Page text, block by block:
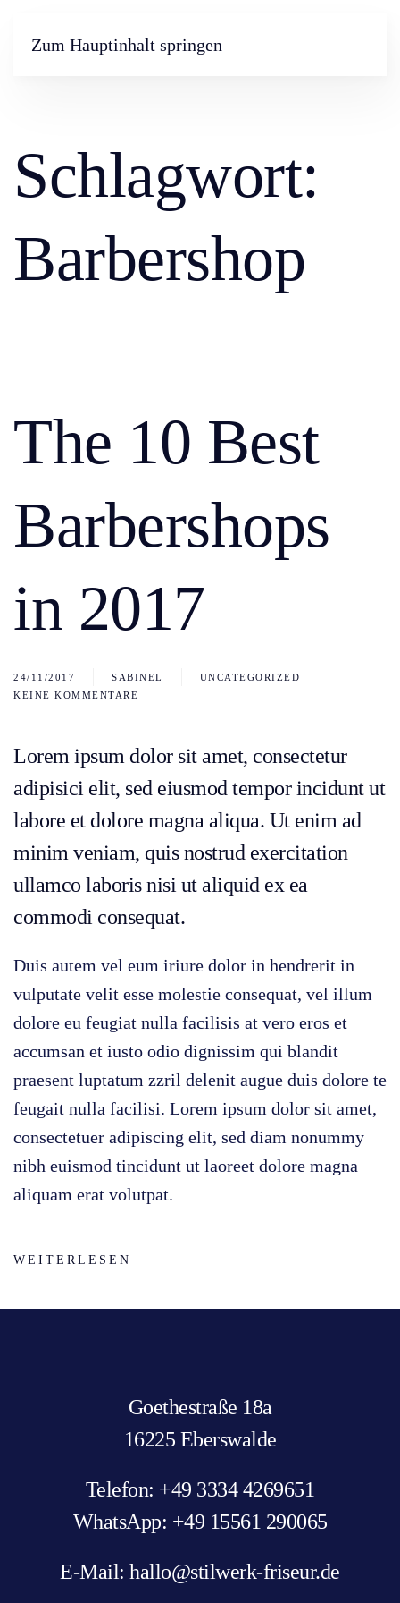
Zum Hauptinhalt springen
Schlagwort:
Barbershop
The 10 Best
Barbershops
in 2017
24/11/2017 SABINEL
UNCATEGORIZED
KEINE KOMMENTARE
ZU
BEST
BARBERSHOPS
2017
Lorem ipsum dolor sit amet, consectetur
adipisici elit, sed eiusmod tempor incidunt ut
labore et dolore magna aliqua. Ut enim ad
minim veniam, quis nostrud exercitation
ullamco laboris nisi ut aliquid ex ea
commodi consequat.
Duis autem vel eum iriure dolor in hendrerit in
vulputate velit esse molestie consequat, vel illum
dolore eu feugiat nulla facilisis at vero eros et
accumsan et iusto odio dignissim qui blandit
praesent luptatum zzril delenit augue duis dolore te
feugait nulla facilisi. Lorem ipsum dolor sit amet,
consectetuer adipiscing elit, sed diam nonummy
nibh euismod tincidunt ut laoreet dolore magna
aliquam erat volutpat.
WEITERLESEN
Goethestraße 18a
16225 Eberswalde
Telefon: +49 3334 4269651
WhatsApp: +49 15561 290065
E-Mail: hallo@stilwerk-friseur.de